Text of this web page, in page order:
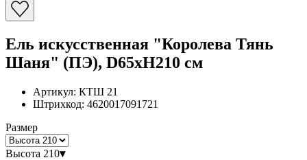
Ель искусственная "Королева Тянь
Шаня" (ПЭ), D65xH210 см
Артикул: КТШ 21
Штрихкод: 4620017091721
Размер
Высота 210▾